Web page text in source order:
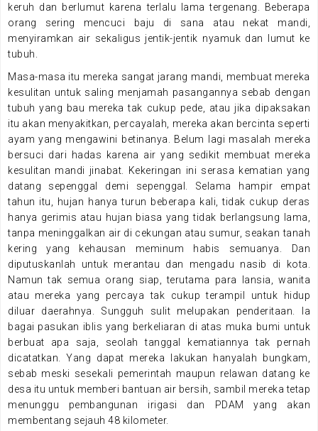
keruh dan berlumut karena terlalu lama tergenang. Beberapa
orang sering mencuci baju di sana atau nekat mandi,
menyiramkan air sekaligus jentik-jentik nyamuk dan lumut ke
tubuh.
Masa-masa itu mereka sangat jarang mandi, membuat mereka
kesulitan untuk saling menjamah pasangannya sebab dengan
tubuh yang bau mereka tak cukup pede, atau jika dipaksakan
itu akan menyakitkan, percayalah, mereka akan bercinta seperti
ayam yang mengawini betinanya. Belum lagi masalah mereka
bersuci dari hadas karena air yang sedikit membuat mereka
kesulitan mandi jinabat. Kekeringan ini serasa kematian yang
datang sepenggal demi sepenggal. Selama hampir empat
tahun itu, hujan hanya turun beberapa kali, tidak cukup deras
hanya gerimis atau hujan biasa yang tidak berlangsung lama,
tanpa meninggalkan air di cekungan atau sumur, seakan tanah
kering yang kehausan meminum habis semuanya. Dan
diputuskanlah untuk merantau dan mengadu nasib di kota.
Namun tak semua orang siap, terutama para lansia, wanita
atau mereka yang percaya tak cukup terampil untuk hidup
diluar daerahnya. Sungguh sulit melupakan penderitaan. Ia
bagai pasukan iblis yang berkeliaran di atas muka bumi untuk
berbuat apa saja, seolah tanggal kematiannya tak pernah
dicatatkan. Yang dapat mereka lakukan hanyalah bungkam,
sebab meski sesekali pemerintah maupun relawan datang ke
desa itu untuk memberi bantuan air bersih, sambil mereka tetap
menunggu pembangunan irigasi dan PDAM yang akan
membentang sejauh 48 kilometer.